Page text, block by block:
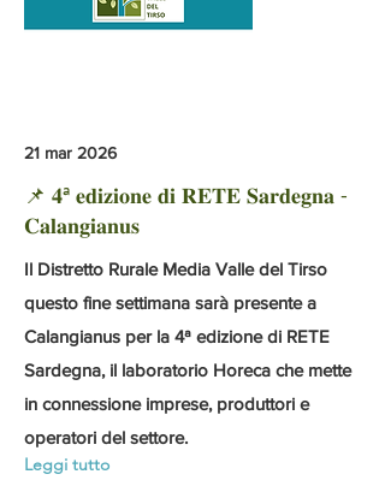
21 mar 2026
📌 𝟒ª 𝐞𝐝𝐢𝐳𝐢𝐨𝐧𝐞 𝐝𝐢 𝐑𝐄𝐓𝐄 𝐒𝐚𝐫𝐝𝐞𝐠𝐧𝐚 -
𝐂𝐚𝐥𝐚𝐧𝐠𝐢𝐚𝐧𝐮𝐬
Il Distretto Rurale Media Valle del Tirso
questo fine settimana sarà presente a
Calangianus per la 4ª edizione di RETE
Sardegna, il laboratorio Horeca che mette
in connessione imprese, produttori e
operatori del settore.
Leggi tutto